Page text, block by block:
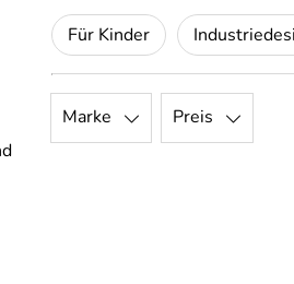
Für Kinder
Marke Preis